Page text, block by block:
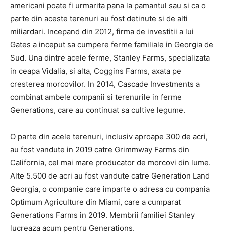
americani poate fi urmarita pana la pamantul sau si ca o
parte din aceste terenuri au fost detinute si de alti
miliardari. Incepand din 2012, firma de investitii a lui
Gates a inceput sa cumpere ferme familiale in Georgia de
Sud. Una dintre acele ferme, Stanley Farms, specializata
in ceapa Vidalia, si alta, Coggins Farms, axata pe
cresterea morcovilor. In 2014, Cascade Investments a
combinat ambele companii si terenurile in ferme
Generations, care au continuat sa cultive legume.
O parte din acele terenuri, inclusiv aproape 300 de acri,
au fost vandute in 2019 catre Grimmway Farms din
California, cel mai mare producator de morcovi din lume.
Alte 5.500 de acri au fost vandute catre Generation Land
Georgia, o companie care imparte o adresa cu compania
Optimum Agriculture din Miami, care a cumparat
Generations Farms in 2019. Membrii familiei Stanley
lucreaza acum pentru Generations.